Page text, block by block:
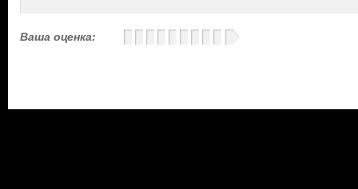
Ваша оценка: